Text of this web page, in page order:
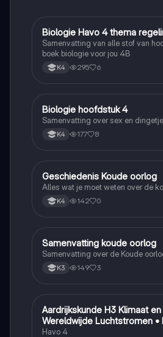
Biologie
Biologie Havo 4 thema
Samenvatting van alle stof van
boek biologie voor jou 4B
K4 295 6
Biologie
Biologie hoofdstuk 4
Samenvatting over sex en
K4 177 8
Geschiedenis
Geschiedenis Koude oorlog
Alles wat je moet weten over de
K4 142 0
Geschiedenis
Samenvatting koude oorlog
Samenvatting over de Koude
K3 149 3
Aardrijkskunde
Aardrijkskunde H3 Klimaat
Wereldwijde Luchtstromen •
Havo 4